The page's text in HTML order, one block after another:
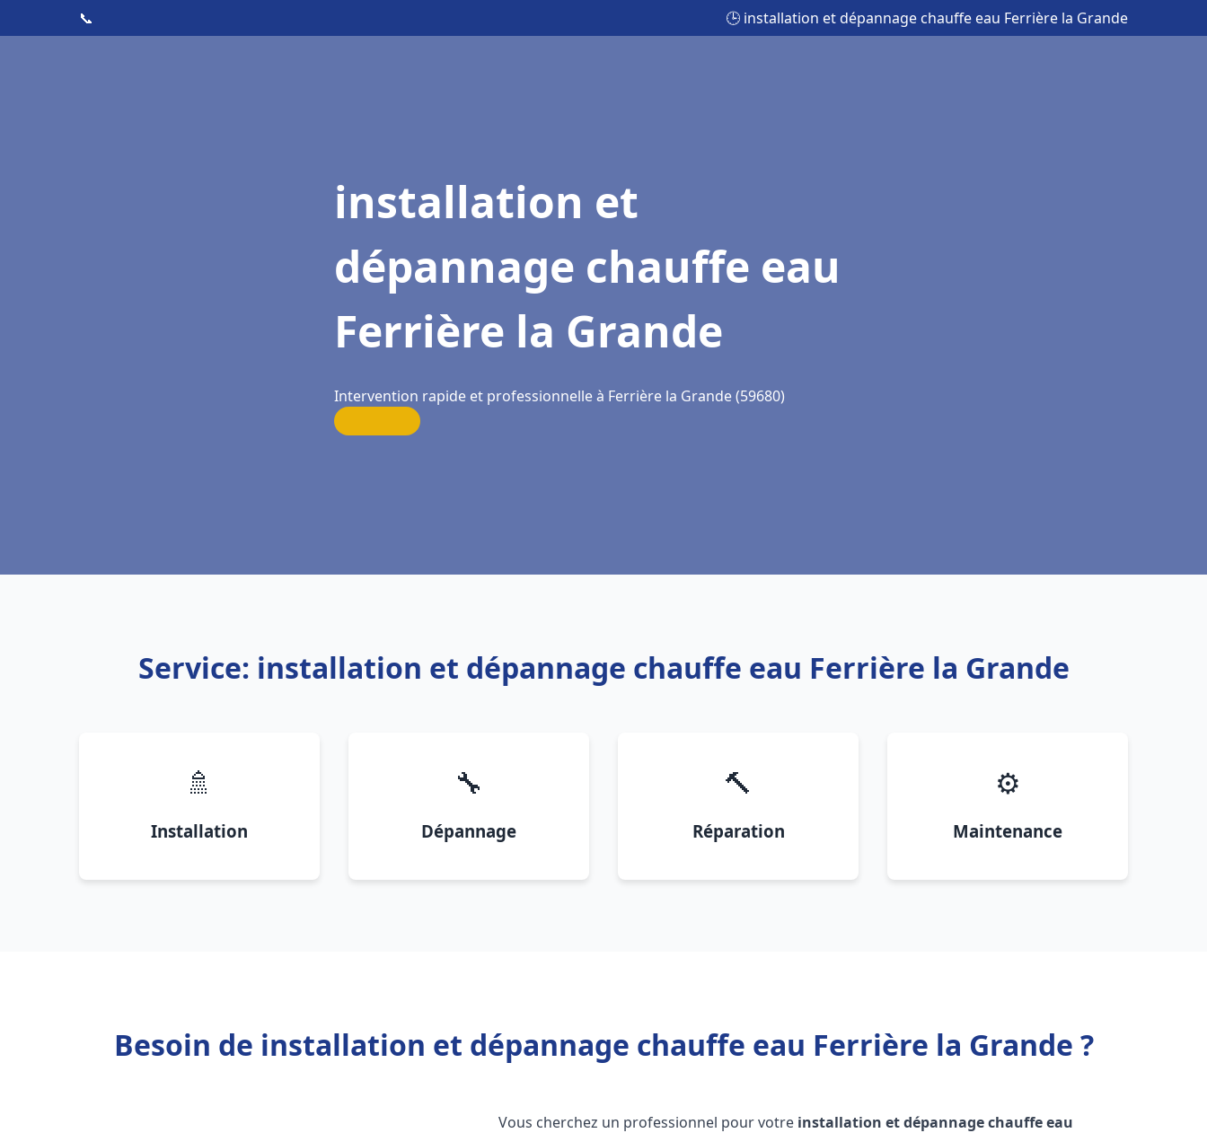
📞 🕒 installation et dépannage chauffe eau Ferrière la Grande
installation et
dépannage chauffe eau
Ferrière la Grande
Intervention rapide et professionnelle à Ferrière la Grande (59680)
Service: installation et dépannage chauffe eau Ferrière la Grande
🚿
Installation
🔧
Dépannage
🔨
Réparation
⚙️
Maintenance
Besoin de installation et dépannage chauffe eau Ferrière la Grande ?
Vous cherchez un professionnel pour votre installation et dépannage chauffe eau